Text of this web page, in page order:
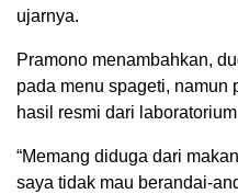
ujarnya.
Pramono menambahkan,
pada menu spageti, namun
hasil resmi dari
“Memang diduga dari
saya tidak mau berandai-